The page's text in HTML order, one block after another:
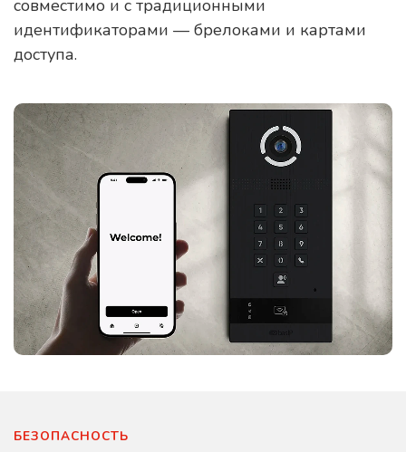
совместимо и с традиционными
идентификаторами — брелоками и картами
доступа.
БЕЗОПАСНОСТЬ